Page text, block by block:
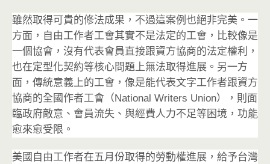
雖然取得可貴的修法成果，不過這案例也絕非完美。一
方面，自由工作者工會其實不是法定的工會，比較像是
一個協會，沒有代表會員直接跟資方協商的法定權利，
也在定型化契約等核心問題上無法取得進展。另一方
面，傳統意義上的工會，像是能代表文字工作者跟資方
協商的全國作者工會（National Writers Union），則面
臨政府敵意、會員流失、與經費人力不足等困境，功能
愈來愈受限。
美國自由工作者在五月份取得的勞動權進展，給予台灣